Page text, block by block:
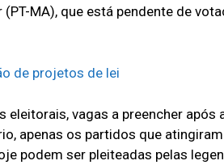
MA), que está pendente de
de projetos de lei
eleitorais, vagas a preencher após
apenas os partidos que
podem ser pleiteadas pelas